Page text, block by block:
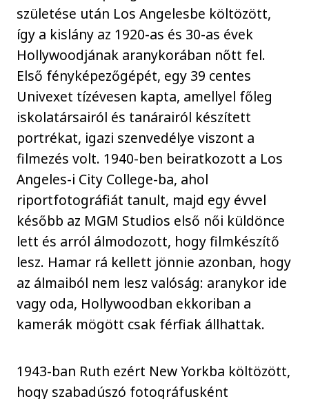
születése után Los Angelesbe költözött,
így a kislány az 1920-as és 30-as évek
Hollywoodjának aranykorában nőtt fel.
Első fényképezőgépét, egy 39 centes
Univexet tízévesen kapta, amellyel főleg
iskolatársairól és tanárairól készített
portrékat, igazi szenvedélye viszont a
filmezés volt. 1940-ben beiratkozott a Los
Angeles-i City College-ba, ahol
riportfotográfiát tanult, majd egy évvel
később az MGM Studios első női küldönce
lett és arról álmodozott, hogy filmkészítő
lesz. Hamar rá kellett jönnie azonban, hogy
az álmaiból nem lesz valóság: aranykor ide
vagy oda, Hollywoodban ekkoriban a
kamerák mögött csak férfiak állhattak.
1943-ban Ruth ezért New Yorkba költözött,
hogy szabadúszó fotográfusként